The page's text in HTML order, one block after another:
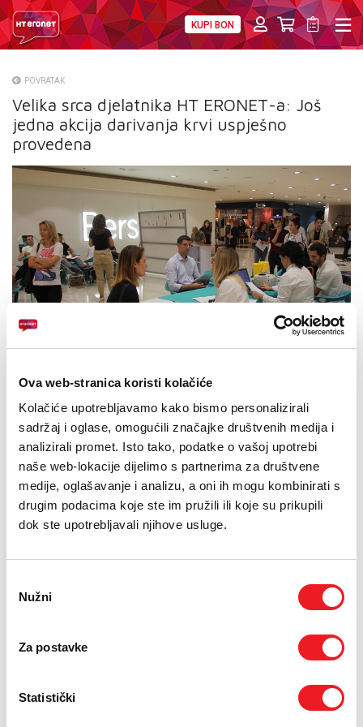
Ova web-stranica koristi kolačiće
Kolačiće upotrebljavamo kako bismo personalizirali
sadržaj i oglase, omogućili značajke društvenih medija i
analizirali promet. Isto tako, podatke o vašoj upotrebi
naše web-lokacije dijelimo s partnerima za društvene
medije, oglašavanje i analizu, a oni ih mogu kombinirati s
drugim podacima koje ste im pružili ili koje su prikupili
dok ste upotrebljavali njihove usluge.
pristanka
Nužni
Za postavke
Statistički
KUPI BON
O NAMA
PRESS
NATJEČAJI
VELEPRODAJA
KONTAKTI
MOJ PROFIL
E-RAČUN
TELEFONSKI IMENIK
POVRATAK
Velika srca djelatnika HT ERONET-a: Još
jedna akcija darivanja krvi uspješno
provedena
26.09.2019.
Kao i mnogo puta dosad, djelatnici HT ERONET-a još
jednom su iskazali svoju svjesnost i plemenitost u akciji
darivanja krvi koja je, u suradnji s Transfuzijskim centrom
SKB-a Mostar, održana u Mepas Mallu.
Među njima su i oni koje posebno krasi velikodušnost i ustrajnost
Jadranka Kikaš iz Odjela za planiranje i razvoj kabelskih mreža,
“Krv sam darovala više od dvadeset puta isključivo iz humanih
razloga. Imam nultu krvnu grupu koja je uvijek potrebna… Kad
Evo, ako su i drugi zdravi i nemaju zdravstvenih prepreka,
preporučila bih da dođu i daruju krv. Odvojite malo vremena, a